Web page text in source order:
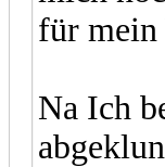
für mein
Na Ich